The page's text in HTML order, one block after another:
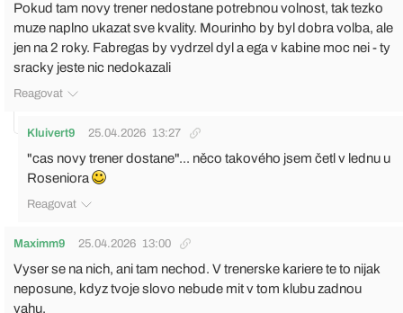
Pokud tam novy trener nedostane potrebnou volnost, tak tezko
muze naplno ukazat sve kvality. Mourinho by byl dobra volba, ale
jen na 2 roky. Fabregas by vydrzel dyl a ega v kabine moc nei - ty
sracky jeste nic nedokazali
Reagovat
Kluivert9 25.04.2026 13:27
"cas novy trener dostane"... něco takového jsem četl v lednu u
Roseniora
Reagovat
Maximm9 25.04.2026 13:00
Vyser se na nich, ani tam nechod. V trenerske kariere te to nijak
neposune, kdyz tvoje slovo nebude mit v tom klubu zadnou
vahu.